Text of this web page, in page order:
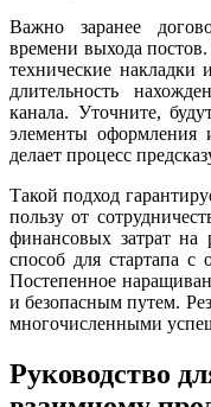
Важно заранее
времени выхода
технические
длительность
канала. Уточните,
элементы оформления
делает процесс
Такой подход
пользу от
финансовых затрат
способ для стартапа с
Постепенное
и безопасным путем.
многочисленными
Руководство